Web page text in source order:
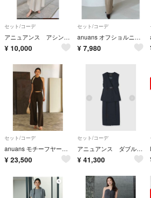
セット/コーデ
アニュアンス アシンメトリースカートニットセットアップ 赤
¥ 10,000
セット/コーデ
anuans オフショルニットセットアップ アニュアンス
¥ 7,980
セット/コーデ
anuans モチーフヤーンニットセットアップ
¥ 23,500
セット/コーデ
アニュアンス ダブルフロントジレセットワンピース
¥ 41,300